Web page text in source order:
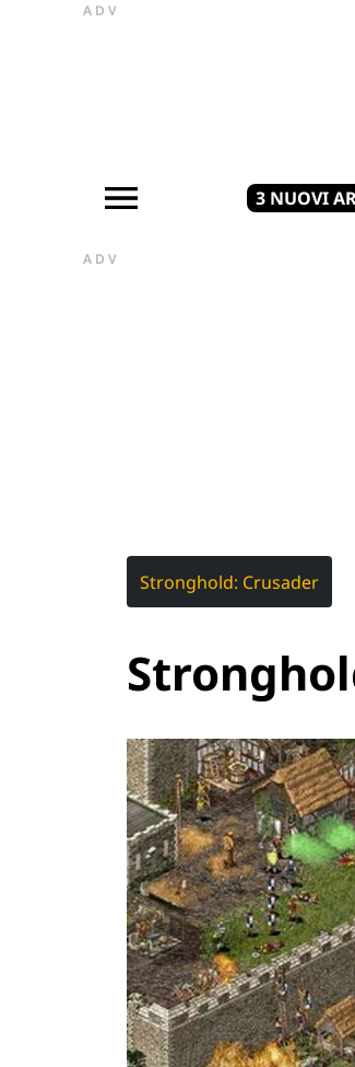
ADV
3 NUOVI
ADV
Stronghold: Crusader